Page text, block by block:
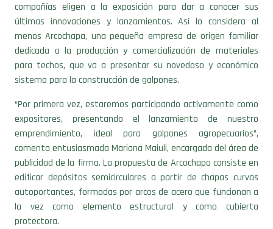
compañías eligen a la exposición para dar a conocer sus
últimas innovaciones y lanzamientos. Así lo considera al
menos Arcochapa, una pequeña empresa de origen familiar
dedicada a la producción y comercialización de materiales
para techos, que va a presentar su novedoso y económico
sistema para la construcción de galpones.
“Por primera vez, estaremos participando activamente como
expositores, presentando el lanzamiento de nuestro
emprendimiento, ideal para galpones agropecuarios”,
comenta entusiasmada Mariana Maiuli, encargada del área de
publicidad de la firma. La propuesta de Arcochapa consiste en
edificar depósitos semicirculares a partir de chapas curvas
autoportantes, formadas por arcos de acero que funcionan a
la vez como elemento estructural y como cubierta
protectora.